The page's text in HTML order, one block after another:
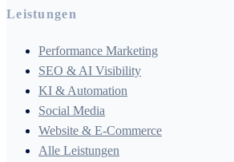
Leistungen
Performance Marketing
SEO & AI Visibility
KI & Automation
Social Media
Website & E-Commerce
Alle Leistungen